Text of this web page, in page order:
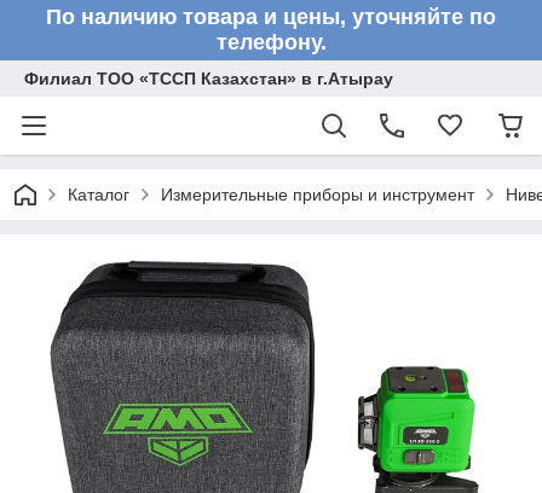
По наличию товара и цены, уточняйте по
телефону.
Филиал ТОО «ТССП Казахстан» в г.Атырау
Каталог Измерительные приборы и инструмент